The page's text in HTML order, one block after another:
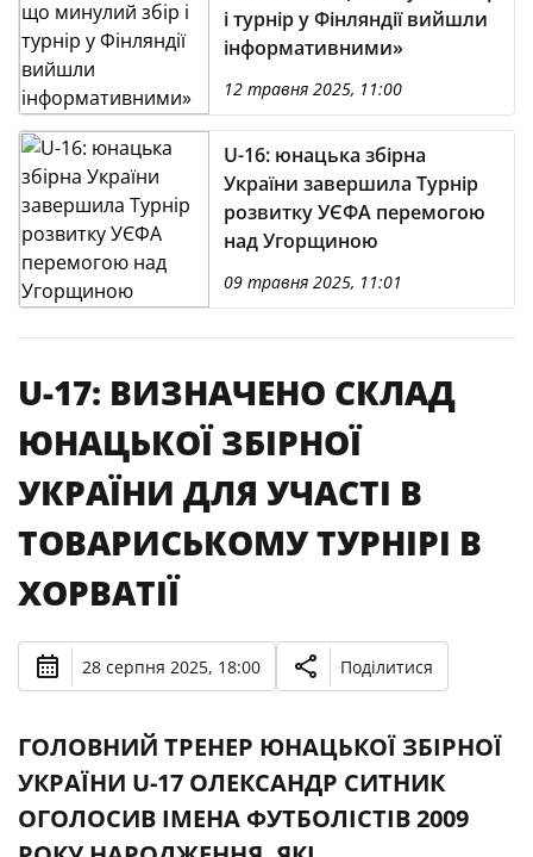
і турнір у Фінляндії вийшли
інформативними»
12 травня 2025, 11:00
U-16: юнацька збірна
України завершила Турнір
розвитку УЄФА перемогою
над Угорщиною
09 травня 2025, 11:01
U-17: ВИЗНАЧЕНО СКЛАД
ЮНАЦЬКОЇ ЗБІРНОЇ
УКРАЇНИ ДЛЯ УЧАСТІ В
ТОВАРИСЬКОМУ ТУРНІРІ В
ХОРВАТІЇ
28 серпня 2025, 18:00 Поділитися
ГОЛОВНИЙ ТРЕНЕР ЮНАЦЬКОЇ ЗБІРНОЇ
УКРАЇНИ U-17 ОЛЕКСАНДР СИТНИК
ОГОЛОСИВ ІМЕНА ФУТБОЛІСТІВ 2009